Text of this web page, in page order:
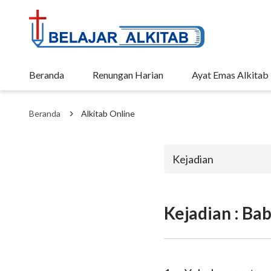
Beranda Renungan Harian Ayat Emas Alkitab
Beranda Alkitab Online
Kejadian
Perjanjian
Kejadian :